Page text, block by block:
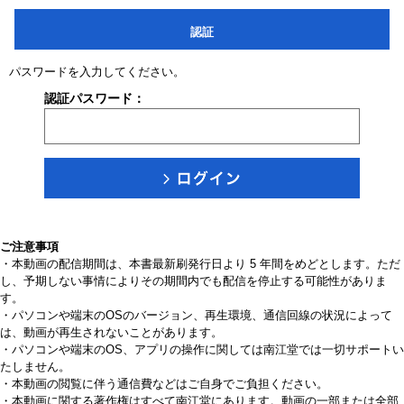
認証
パスワードを入力してください。
認証パスワード：
ご注意事項
・本動画の配信期間は、本書最新刷発行日より 5 年間をめどとします。ただ
し、予期しない事情によりその期間内でも配信を停止する可能性がありま
す。
・パソコンや端末のOSのバージョン、再生環境、通信回線の状況によって
は、動画が再生されないことがあります。
・パソコンや端末のOS、アプリの操作に関しては南江堂では一切サポートい
たしません。
・本動画の閲覧に伴う通信費などはご自身でご負担ください。
・本動画に関する著作権はすべて南江堂にあります。動画の一部または全部